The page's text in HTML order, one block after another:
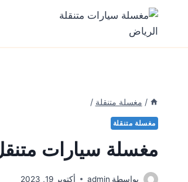
/ مغسلة متنقلة /
مغسلة متنقلة
مغسلة سيارات
بواسطة admin أكتوبر 19, 2023